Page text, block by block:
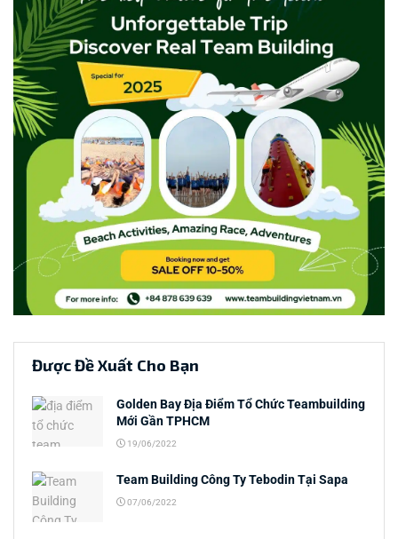
Được Đề Xuất Cho Bạn
Golden Bay Địa Điểm Tổ Chức Teambuilding
Mới Gần TPHCM
19/06/2022
Team Building Công Ty Tebodin Tại Sapa
07/06/2022